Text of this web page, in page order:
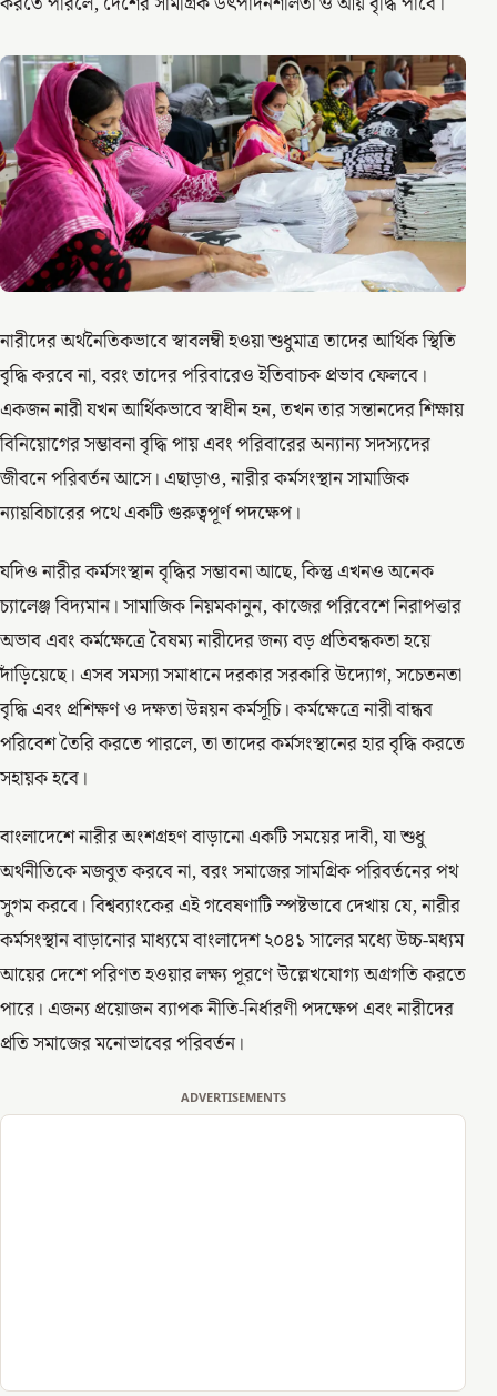
নারীদের অর্থনৈতিকভাবে স্বাবলম্বী হওয়া শুধুমাত্র তাদের আর্থিক স্থিতি
বৃদ্ধি করবে না, বরং তাদের পরিবারেও ইতিবাচক প্রভাব ফেলবে।
একজন নারী যখন আর্থিকভাবে স্বাধীন হন, তখন তার সন্তানদের শিক্ষায়
বিনিয়োগের সম্ভাবনা বৃদ্ধি পায় এবং পরিবারের অন্যান্য সদস্যদের
জীবনে পরিবর্তন আসে। এছাড়াও, নারীর কর্মসংস্থান সামাজিক
ন্যায়বিচারের পথে একটি গুরুত্বপূর্ণ পদক্ষেপ।
যদিও নারীর কর্মসংস্থান বৃদ্ধির সম্ভাবনা আছে, কিন্তু এখনও অনেক
চ্যালেঞ্জ বিদ্যমান। সামাজিক নিয়মকানুন, কাজের পরিবেশে নিরাপত্তার
অভাব এবং কর্মক্ষেত্রে বৈষম্য নারীদের জন্য বড় প্রতিবন্ধকতা হয়ে
দাঁড়িয়েছে। এসব সমস্যা সমাধানে দরকার সরকারি উদ্যোগ, সচেতনতা
বৃদ্ধি এবং প্রশিক্ষণ ও দক্ষতা উন্নয়ন কর্মসূচি। কর্মক্ষেত্রে নারী বান্ধব
পরিবেশ তৈরি করতে পারলে, তা তাদের কর্মসংস্থানের হার বৃদ্ধি করতে
সহায়ক হবে।
বাংলাদেশে নারীর অংশগ্রহণ বাড়ানো একটি সময়ের দাবী, যা শুধু
অর্থনীতিকে মজবুত করবে না, বরং সমাজের সামগ্রিক পরিবর্তনের পথ
সুগম করবে। বিশ্বব্যাংকের এই গবেষণাটি স্পষ্টভাবে দেখায় যে, নারীর
কর্মসংস্থান বাড়ানোর মাধ্যমে বাংলাদেশ ২০৪১ সালের মধ্যে উচ্চ-মধ্যম
আয়ের দেশে পরিণত হওয়ার লক্ষ্য পূরণে উল্লেখযোগ্য অগ্রগতি করতে
পারে। এজন্য প্রয়োজন ব্যাপক নীতি-নির্ধারণী পদক্ষেপ এবং নারীদের
প্রতি সমাজের মনোভাবের পরিবর্তন।
ADVERTISEMENTS